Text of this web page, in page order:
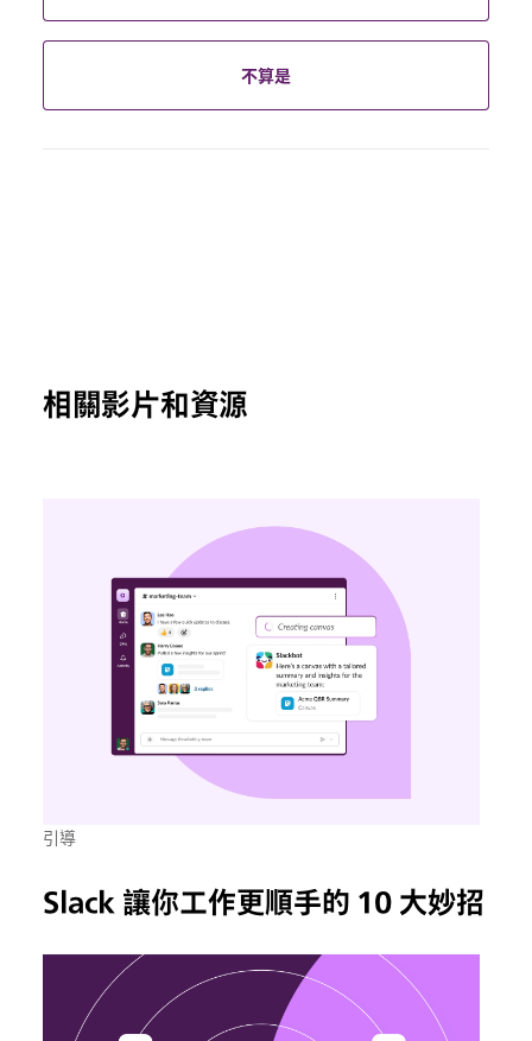
不算是
相關影片和資源
引導
Slack 讓你工作更順手的 10 大妙招